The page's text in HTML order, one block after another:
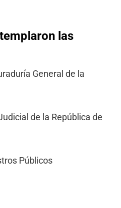
las
General de la
de la República de
Públicos